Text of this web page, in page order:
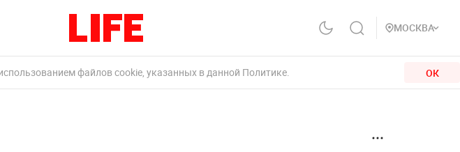
МОСКВА
файлов cookie, указанных в данной Политике. ОК